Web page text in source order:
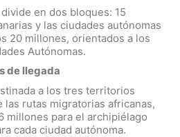
en dos bloques: 15
y las ciudades autónomas
20 millones, orientados a los
Autónomas.
de llegada
a los tres territorios
las rutas migratorias africanas,
millones para el archipiélago
cada ciudad autónoma.